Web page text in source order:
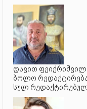
დავით
ბოლო რედაქტირება
სულ